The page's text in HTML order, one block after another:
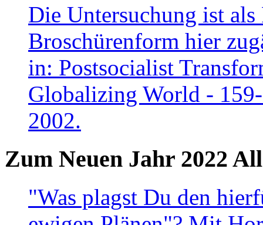
Die Untersuchung ist
Broschürenform hier
in: Postsocialist
Globalizing World -
2002.
Zum Neuen Jahr 2022
"Was plagst Du den